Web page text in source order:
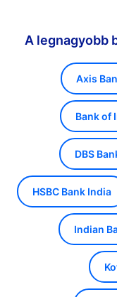
A legnagyobb
Axis
Bank of
DBS
HSBC Bank India
Indian